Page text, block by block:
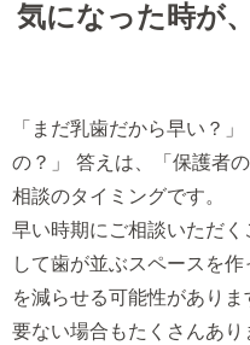
気になった時が
「まだ乳歯だから早い？
の？」 答えは、「保護者
相談のタイミングです。
早い時期にご相談いただ
して歯が並ぶスペースを
を減らせる可能性があり
要ない場合もたくさんあ